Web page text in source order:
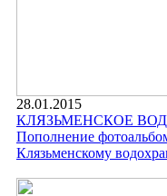
28.01.2015
КЛЯЗЬМЕНСКОЕ
Пополнение
Клязьменскому